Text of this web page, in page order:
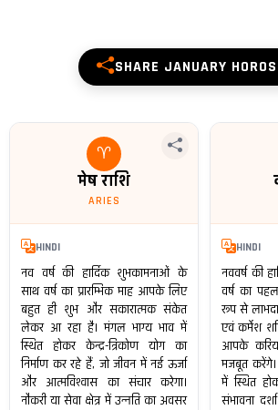
SHARE JANUARY
♈
मेष राशि
ARIES
HINDI
नव वर्ष की हार्दिक शुभकामनाओं के
साथ वर्ष का प्रारम्भिक माह आपके लिए
बहुत ही शुभ और सकारात्मक संकेत
लेकर आ रहा है। मंगल भाग्य भाव में
स्थित होकर केन्द्र-त्रिकोण योग का
निर्माण कर रहे हैं, जो जीवन में नई ऊर्जा
और आत्मविश्वास का संचार करेगा।
नौकरी या सेवा क्षेत्र में उन्नति का अवसर
HINDI
नववर्ष की
वर्ष का
रूप से
एवं कर्मेश
आपके
मजबूत करेंगे।
में स्थित
संभावना